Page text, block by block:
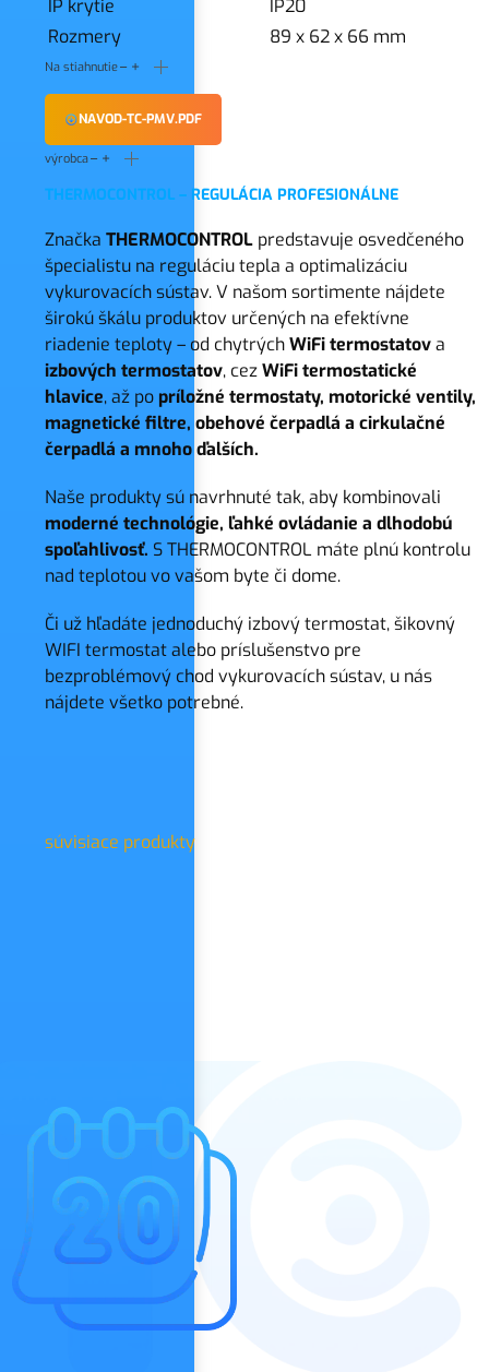
IP krytie
IP20
Rozmery
89 x 62 x 66 mm
Na stiahnutie
NAVOD-TC-PMV.PDF
výrobca
THERMOCONTROL – REGULÁCIA PROFESIONÁLNE
ZnačkaTHERMOCONTROL predstavuje osvedčeného
špecialistu na reguláciu tepla a optimalizáciu
vykurovacích sústav. V našom sortimente nájdete
širokú škálu produktov určených na efektívne
riadenie teploty – od chytrýchWiFi termostatova
izbových termostatov, cezWiFi termostatické
hlavice, až po príložné termostaty, motorické ventily,
magnetické filtre, obehové čerpadlá a cirkulačné
čerpadlá a mnoho ďalších.
Naše produkty sú navrhnuté tak, aby kombinovali
moderné technológie, ľahké ovládanie a dlhodobú
spoľahlivosť. S THERMOCONTROL máte plnú kontrolu
nad teplotou vo vašom byte či dome.
Či už hľadáte jednoduchý izbový termostat, šikovný
WIFI termostat alebo príslušenstvo pre
bezproblémový chod vykurovacích sústav, u nás
nájdete všetko potrebné.
súvisiace produkty